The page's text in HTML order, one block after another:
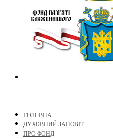
ГОЛОВНА
ДУХОВНИЙ ЗАПОВІТ
ПРО ФОНД